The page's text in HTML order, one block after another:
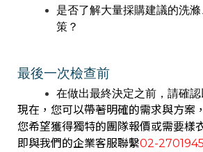
是否了解大量採購建議的洗
策？
最後一次檢查前
在做出最終決定之前，請確認
現在，您可以帶著明確的需求與方案
您希望獲得獨特的團隊報價或需要樣
即與我們的企業客服聯繫02-